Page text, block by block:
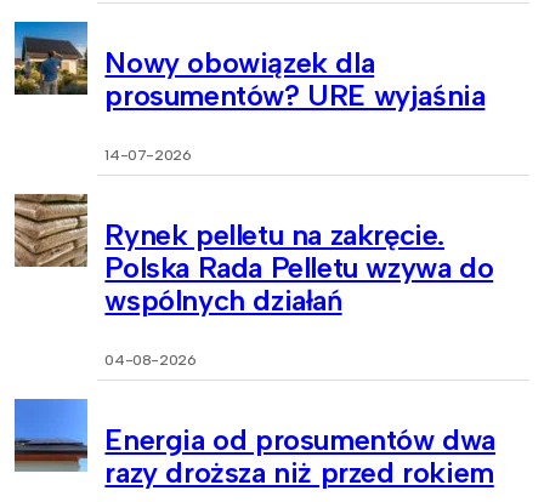
Nowy obowiązek dla
prosumentów? URE wyjaśnia
14-07-2026
Rynek pelletu na zakręcie.
Polska Rada Pelletu wzywa do
wspólnych działań
04-08-2026
Energia od prosumentów dwa
razy droższa niż przed rokiem